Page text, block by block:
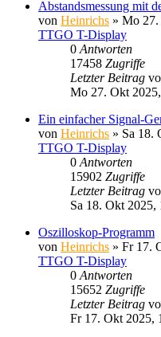
Abstandsmessung mit
von Heinrichs » Mo
TTGO T-Display
0 Antworten
17458 Zugriffe
Letzter Beitrag
Mo 27. Okt
Ein einfacher Signal-
von Heinrichs » Sa 18.
TTGO T-Display
0 Antworten
15902 Zugriffe
Letzter Beitrag
Sa 18. Okt 2025,
Oszilloskop-Programm
von Heinrichs » Fr 17.
TTGO T-Display
0 Antworten
15652 Zugriffe
Letzter Beitrag
Fr 17. Okt 2025,